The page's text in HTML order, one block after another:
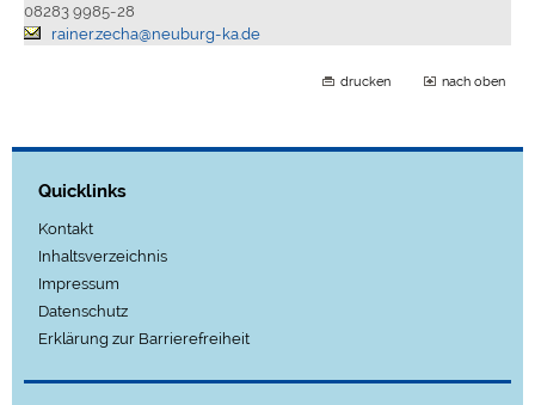
08283 9985-28
rainer.zecha@neuburg-ka.de
drucken nach oben
Quicklinks
Kontakt
Inhaltsverzeichnis
Impressum
Datenschutz
Erklärung zur Barrierefreiheit